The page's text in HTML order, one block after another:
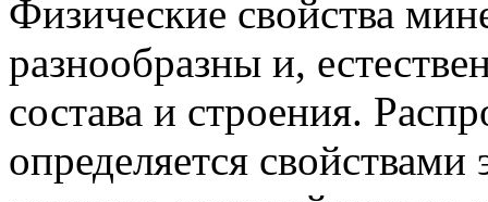
Физические свойства
разнообразны и,
состава и строения.
определяется